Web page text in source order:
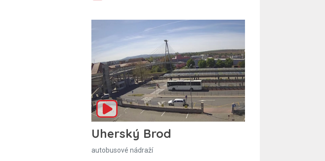
Uherský Brod
autobusové nádraží